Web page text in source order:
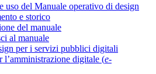
uso del Manuale operativo di design
e storico
del manuale
al manuale
per i servizi pubblici digitali
l’amministrazione digitale (e-